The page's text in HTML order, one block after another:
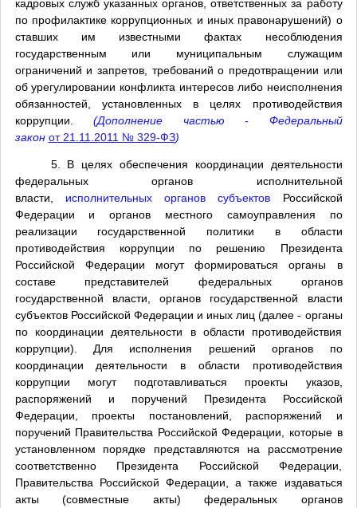
кадровых служб указанных органов, ответственных за работу
по профилактике коррупционных и иных правонарушений) о
ставших им известными фактах несоблюдения
государственным или муниципальным служащим
ограничений и запретов, требований о предотвращении или
об урегулировании конфликта интересов либо неисполнения
обязанностей, установленных в целях противодействия
коррупции. (Дополнение частью - Федеральный
закон от 21.11.2011 № 329-ФЗ)
5. В целях обеспечения координации деятельности
федеральных органов исполнительной
власти, исполнительных органов субъектов Российской
Федерации и органов местного самоуправления по
реализации государственной политики в области
противодействия коррупции по решению Президента
Российской Федерации могут формироваться органы в
составе представителей федеральных органов
государственной власти, органов государственной власти
субъектов Российской Федерации и иных лиц (далее - органы
по координации деятельности в области противодействия
коррупции). Для исполнения решений органов по
координации деятельности в области противодействия
коррупции могут подготавливаться проекты указов,
распоряжений и поручений Президента Российской
Федерации, проекты постановлений, распоряжений и
поручений Правительства Российской Федерации, которые в
установленном порядке представляются на рассмотрение
соответственно Президента Российской Федерации,
Правительства Российской Федерации, а также издаваться
акты (совместные акты) федеральных органов